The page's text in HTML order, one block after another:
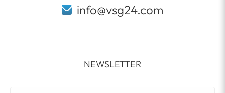
info@vsg24.com
NEWSLETTER